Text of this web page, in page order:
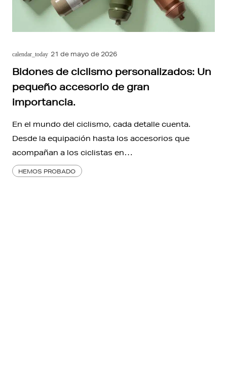
calendar_today 21 de mayo de 2026
Bidones de ciclismo personalizados: Un
pequeño accesorio de gran
importancia.
En el mundo del ciclismo, cada detalle cuenta.
Desde la equipación hasta los accesorios que
acompañan a los ciclistas en…
HEMOS PROBADO